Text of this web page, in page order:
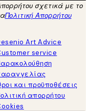
σχετικά με το
Πολιτική Απορρήτου
Art Advice
service
και προϋποθέσεις
απορρήτου